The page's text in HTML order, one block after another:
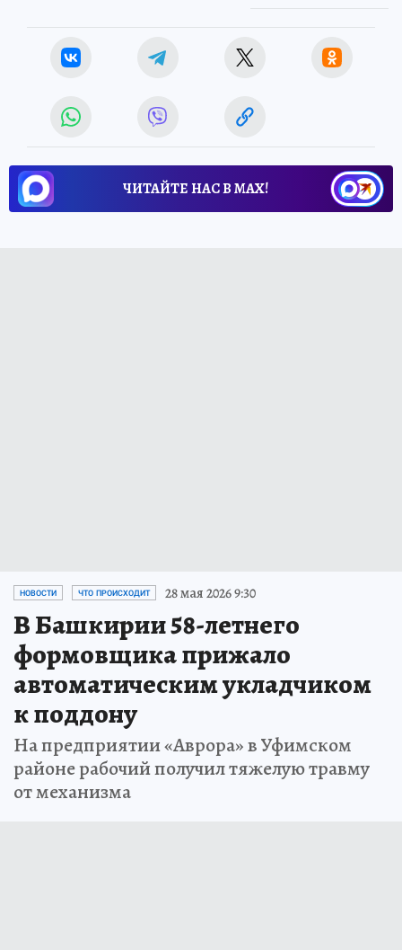
ЧИТАЙТЕ НАС В МАХ!
НОВОСТИ ЧТО ПРОИСХОДИТ 28 мая 2026 9:30
В Башкирии 58-летнего
формовщика прижало
автоматическим укладчиком
к поддону
На предприятии «Аврора» в Уфимском
районе рабочий получил тяжелую травму
от механизма